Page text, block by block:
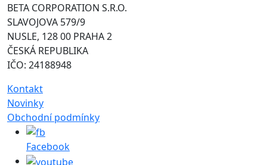
BETA CORPORATION S.R.O.
SLAVOJOVA 579/9
NUSLE, 128 00 PRAHA 2
ČESKÁ REPUBLIKA
IČO: 24188948
Kontakt
Novinky
Obchodní podmínky
Facebook